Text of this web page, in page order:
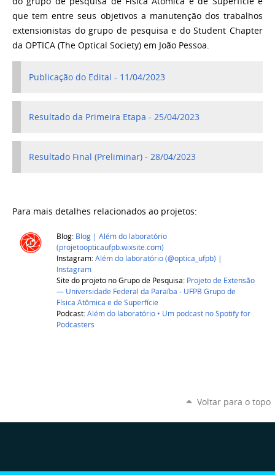
que tem entre seus objetivos a manutenção dos trabalhos
extensionistas do grupo de pesquisa e do Student Chapter
da OPTICA (The Optical Society) em João Pessoa.
Publicação do Edital - 11/04/2023
Resultado da Primeira Etapa - 25/04/2023
Resultado Final (Preliminar) - 28/04/2023
Para mais detalhes relacionados ao projetos:
Blog: Blog | Além do laboratório
(projetoopticaufpb.wixsite.com)
Instagram:Além do laboratório (@optica_ufpb) |
Instagram
Site do projeto no Grupo de Pesquisa: Projeto de Extensão
— Universidade Federal da Paraíba - UFPB Grupo de
Física Atômica e de Superfície
Podcast:Além do laboratório • Um podcast no Spotify for
Podcasters
Voltar para o topo